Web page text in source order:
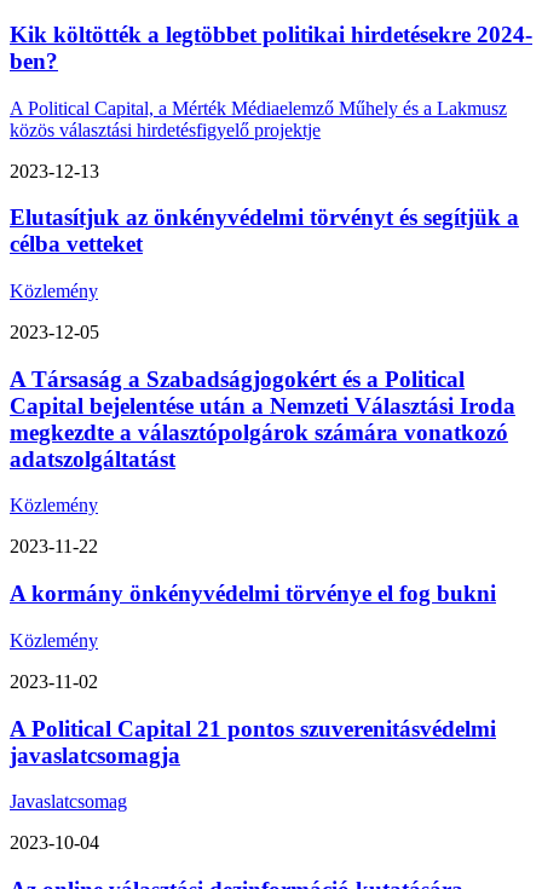
Kik költötték a legtöbbet politikai hirdetésekre 2024-
ben?
A Political Capital, a Mérték Médiaelemző Műhely és a Lakmusz
közös választási hirdetésfigyelő projektje
2023-12-13
Elutasítjuk az önkényvédelmi törvényt és segítjük a
célba vetteket
Közlemény
2023-12-05
A Társaság a Szabadságjogokért és a Political
Capital bejelentése után a Nemzeti Választási Iroda
megkezdte a választópolgárok számára vonatkozó
adatszolgáltatást
Közlemény
2023-11-22
A kormány önkényvédelmi törvénye el fog bukni
Közlemény
2023-11-02
A Political Capital 21 pontos szuverenitásvédelmi
javaslatcsomagja
Javaslatcsomag
2023-10-04